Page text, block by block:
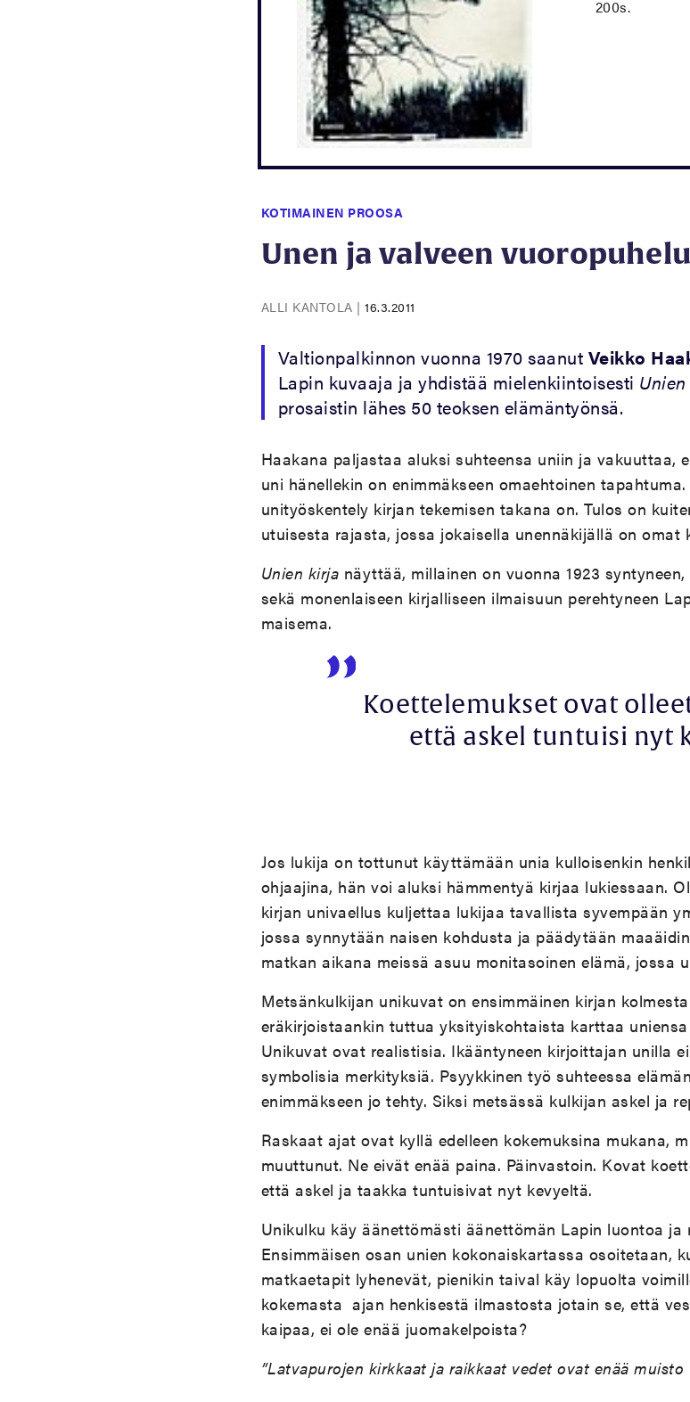
200s.
KOTIMAINEN PROOSA
Unen ja valveen vuoropuhelu
ALLI KANTOLA | 16.3.2011
Valtionpalkinnon vuonna 1970 saanut Veikko
Lapin kuvaaja ja yhdistää mielenkiintoisesti
prosaistin lähes 50 teoksen elämäntyönsä.
Haakana paljastaa aluksi suhteensa uniin ja vakuuttaa,
uni hänellekin on enimmäkseen omaehtoinen
unityöskentely kirjan tekemisen takana on. Tulos on
utuisesta rajasta, jossa jokaisella unennäkijällä on omat
Unien kirja näyttää, millainen on vuonna 1923
sekä monenlaiseen kirjalliseen ilmaisuun perehtyneen
maisema.
Koettelemukset ovat
että askel tuntuisi nyt
Jos lukija on tottunut käyttämään unia kulloisenkin
ohjaajina, hän voi aluksi hämmentyä kirjaa lukiessaan.
kirjan univaellus kuljettaa lukijaa tavallista syvempään
jossa synnytään naisen kohdusta ja päädytään
matkan aikana meissä asuu monitasoinen elämä, jossa
Metsänkulkijan unikuvat on ensimmäinen kirjan
eräkirjoistaankin tuttua yksityiskohtaista karttaa
Unikuvat ovat realistisia. Ikääntyneen kirjoittajan unilla
symbolisia merkityksiä. Psyykkinen työ suhteessa
enimmäkseen jo tehty. Siksi metsässä kulkijan askel ja
Raskaat ajat ovat kyllä edelleen kokemuksina mukana,
muuttunut. Ne eivät enää paina. Päinvastoin. Kovat
että askel ja taakka tuntuisivat nyt kevyeltä.
Unikulku käy äänettömästi äänettömän Lapin luontoa ja
Ensimmäisen osan unien kokonaiskartassa osoitetaan,
matkaetapit lyhenevät, pienikin taival käy lopuolta
kokemasta ajan henkisestä ilmastosta jotain se, että
kaipaa, ei ole enää juomakelpoista?
”Latvapurojen kirkkaat ja raikkaat vedet ovat enää muisto